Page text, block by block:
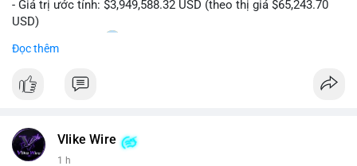
- Giá trị ước tính: $3,949,588.32 USD (theo thị giá $65,243.70
USD)
- Thời gian: 15:20
Nhận định phân tích:
Khối lượng 60.5 BTC trị giá gần 4 triệu USD được di chuyển
thanh khoản trước khi đẩy giá. Nếu số BTC này được gửi lên
sàn tập trung, áp lực bán tiềm năng sẽ gia tăng. Ngược lại, nếu
Đọc thêm
Vlike Wire
1 h